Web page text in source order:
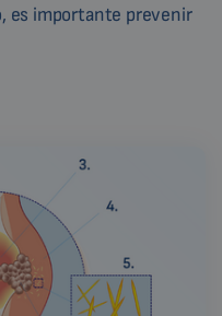
es importante prevenir